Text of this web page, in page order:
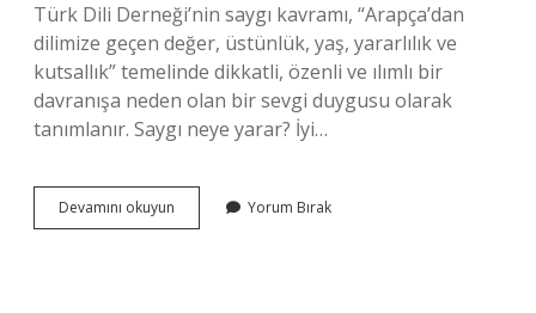
Türk Dili Derneği’nin saygı kavramı, “Arapça’dan
dilimize geçen değer, üstünlük, yaş, yararlılık ve
kutsallık” temelinde dikkatli, özenli ve ılımlı bir
davranışa neden olan bir sevgi duygusu olarak
tanımlanır. Saygı neye yarar? İyi…
Devamını okuyun
Neden
Yorum Bırak